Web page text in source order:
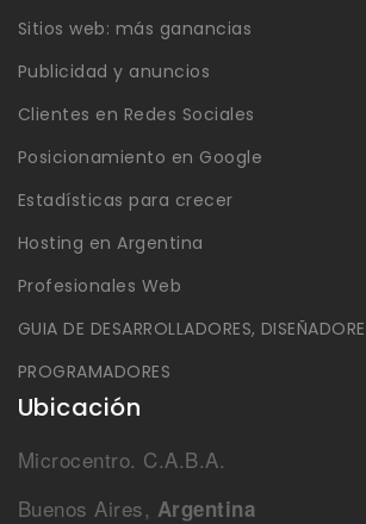
Sitios web: más ganancias
Publicidad y anuncios
Clientes en Redes Sociales
Posicionamiento en Google
Estadísticas para crecer
Hosting en Argentina
Profesionales Web
GUIA DE DESARROLLADORES,
PROGRAMADORES
Ubicación
Microcentro. C.A.B.A.
Buenos Aires, Argentina